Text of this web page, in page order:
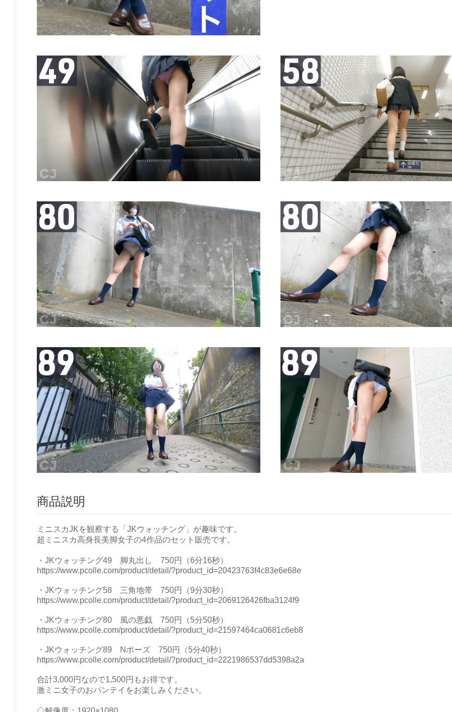
商品説明
ミニスカJKを観察する「JKウォッチング」が趣味です。
超ミニスカ高身長美脚女子の4作品のセット販売です。
・JKウォッチング49 脚丸出し 750円（6分16秒）
https://www.pcolle.com/product/detail/?product_id=20423763f4c83e6e68e
・JKウォッチング58 三角地帯 750円（9分30秒）
https://www.pcolle.com/product/detail/?product_id=2069126426fba3124f9
・JKウォッチング80 風の悪戯 750円（5分50秒）
https://www.pcolle.com/product/detail/?product_id=21597464ca0681c6eb8
・JKウォッチング89 Nポーズ 750円（5分40秒）
https://www.pcolle.com/product/detail/?product_id=2221986537dd5398a2a
合計3,000円なので1,500円もお得です。
激ミニ女子のおパンテイをお楽しみください。